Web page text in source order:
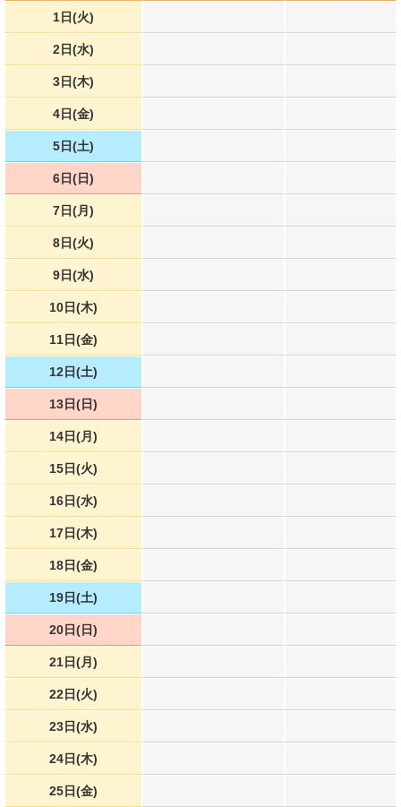
1日(火)
2日(水)
3日(木)
4日(金)
5日(土)
6日(日)
7日(月)
8日(火)
9日(水)
10日(木)
11日(金)
12日(土)
13日(日)
14日(月)
15日(火)
16日(水)
17日(木)
18日(金)
19日(土)
20日(日)
21日(月)
22日(火)
23日(水)
24日(木)
25日(金)